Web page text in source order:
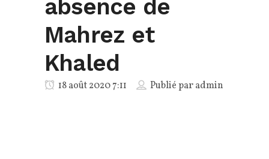
absence de
Mahrez et
Khaled
18 août 2020 7:11 Publié paradmin